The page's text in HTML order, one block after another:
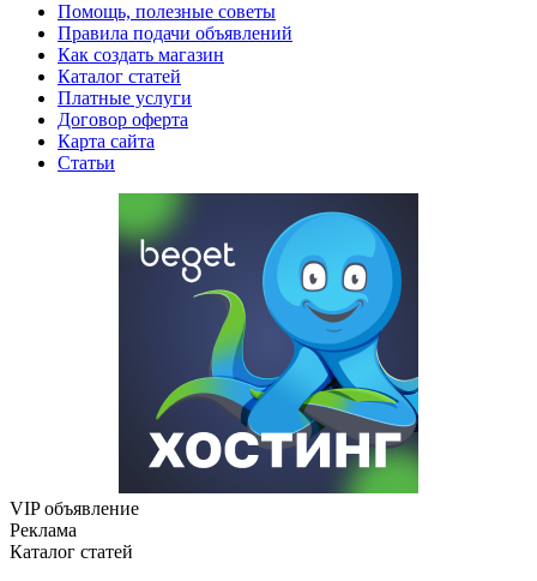
Помощь, полезные советы
Правила подачи объявлений
Как создать магазин
Каталог статей
Платные услуги
Договор оферта
Карта сайта
Статьи
VIP объявление
Реклама
Каталог статей